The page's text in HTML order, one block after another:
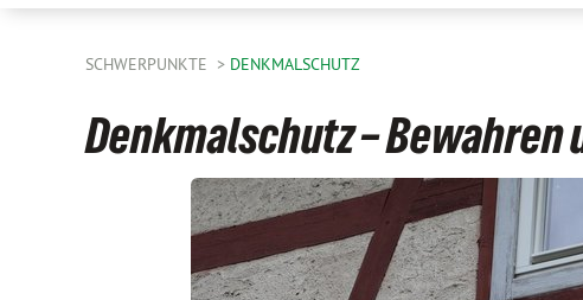
SCHWERPUNKTE DENKMALSCHUTZ
Denkmalschutz – Bewahren